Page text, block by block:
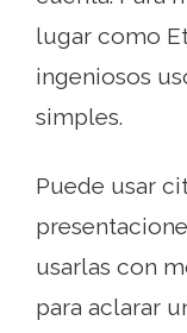
lugar como
ingeniosos
simples.
Puede usar
usarlas con
para aclarar